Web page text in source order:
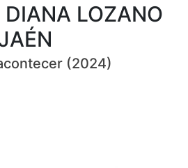
LOZANO
(2024)